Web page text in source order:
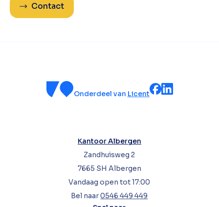
Contact
Onderdeel van Licent
Kantoor Albergen
Zandhuisweg 2
7665 SH Albergen
Vandaag open tot 17:00
Bel naar0546 449 449